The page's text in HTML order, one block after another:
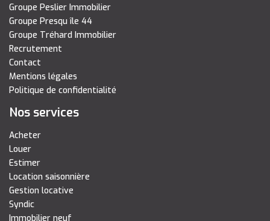
Groupe Peslier Immobilier
Groupe Presqu île 44
Groupe Tréhard Immobilier
Recrutement
Contact
Mentions légales
Politique de confidentialité
Nos services
Acheter
Louer
Estimer
Location saisonnière
Gestion locative
Syndic
Immobilier neuf